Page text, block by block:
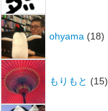
ohyama (18)
もりもと (15)